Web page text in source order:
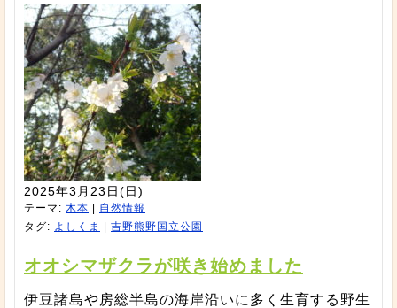
2025年3月23日(日)
テーマ: 木本
自然情報
タグ: よしくま 吉野熊野国立公園
オオシマザクラが咲き始めました
伊豆諸島や房総半島の海岸沿いに多く生育する野生